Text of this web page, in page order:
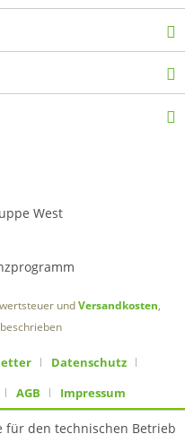
undVersandkosten,
Datenschutz
AGB Impressum
für den technischen Betrieb